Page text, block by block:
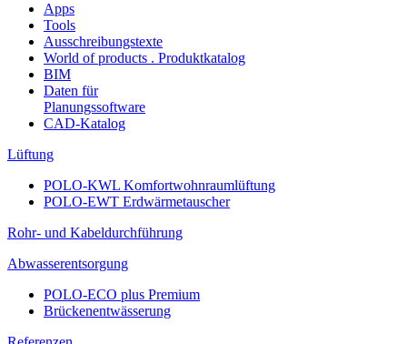
Apps
Tools
Ausschreibungstexte
World of products . Produktkatalog
BIM
Daten für
Planungssoftware
CAD-Katalog
Lüftung
POLO-KWL Komfortwohnraumlüftung
POLO-EWT Erdwärmetauscher
Rohr- und Kabeldurchführung
Abwasserentsorgung
POLO-ECO plus Premium
Brückenentwässerung